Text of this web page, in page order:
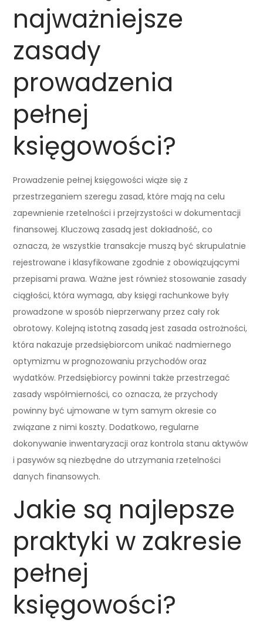
najważniejsze
zasady
prowadzenia
pełnej
księgowości?
Prowadzenie pełnej księgowości wiąże się z
przestrzeganiem szeregu zasad, które mają na celu
zapewnienie rzetelności i przejrzystości w dokumentacji
finansowej. Kluczową zasadą jest dokładność, co
oznacza, że wszystkie transakcje muszą być skrupulatnie
rejestrowane i klasyfikowane zgodnie z obowiązującymi
przepisami prawa. Ważne jest również stosowanie zasady
ciągłości, która wymaga, aby księgi rachunkowe były
prowadzone w sposób nieprzerwany przez cały rok
obrotowy. Kolejną istotną zasadą jest zasada ostrożności,
która nakazuje przedsiębiorcom unikać nadmiernego
optymizmu w prognozowaniu przychodów oraz
wydatków. Przedsiębiorcy powinni także przestrzegać
zasady współmierności, co oznacza, że przychody
powinny być ujmowane w tym samym okresie co
związane z nimi koszty. Dodatkowo, regularne
dokonywanie inwentaryzacji oraz kontrola stanu aktywów
i pasywów są niezbędne do utrzymania rzetelności
danych finansowych.
Jakie są najlepsze
praktyki w zakresie
pełnej
księgowości?